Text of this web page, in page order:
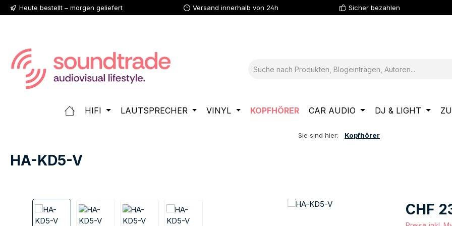
Hauptinhalt springen
Zur Suche springen
Zur Hauptnavigation springen
Heute bestellt – morgen geliefert Versand innerhalb von 24h Sicher bezahlen
HIFI LAUTSPRECHER VINYL KOPFHÖRER CAR AUDIO DJ & LIGHT
Sie sind hier: Kopfhörer
HA-KD5-V
Bildergalerie überspringen Regulärer
CHF